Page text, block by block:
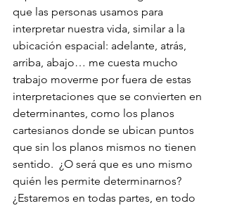
que las personas usamos para
interpretar nuestra vida, similar a la
ubicación espacial: adelante, atrás,
arriba, abajo… me cuesta mucho
trabajo moverme por fuera de estas
interpretaciones que se convierten en
determinantes, como los planos
cartesianos donde se ubican puntos
que sin los planos mismos no tienen
sentido.  ¿O será que es uno mismo
quién les permite determinarnos?
¿Estaremos en todas partes, en todo